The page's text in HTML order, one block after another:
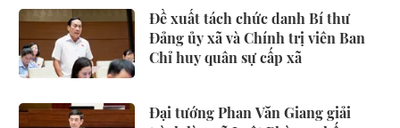
Đề xuất tách chức danh Bí thư
Đảng ủy xã và Chính trị viên Ban
Chỉ huy quân sự cấp xã
Đại tướng Phan Văn Giang giải